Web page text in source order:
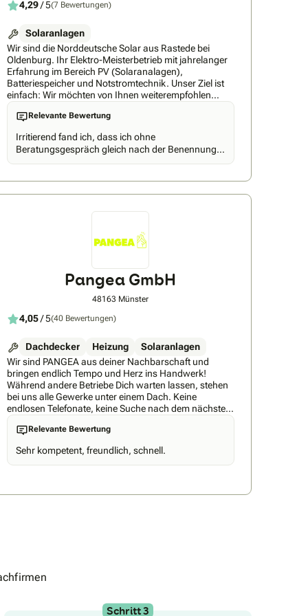
4,29/ 5(7 Bewertungen)
Solaranlagen
Wir sind die Norddeutsche Solar aus Rastede bei
Oldenburg. Ihr Elektro-Meisterbetrieb mit jahrelanger
Erfahrung im Bereich PV (Solaranalagen),
Batteriespeicher und Notstromtechnik. Unser Ziel ist
einfach: Wir möchten von Ihnen weiterempfohlen
werden. Dafür geben wir 100% jeden Tag. Wir bauen
jeden Tag Solaranlagen, Speicher und Notstrom auf.
wie ein Schweizer Uhrwerk. Fragen Sie unsere
Kunden. Wir freuen uns auf Ihre Anfrage. Ihr Team von
der Norddeutschen Solar
Relevante Bewertung
Irritierend fand ich, dass ich ohne
Beratungsgespräch gleich nach der Benennung
Gesamtpreis dargestellt. Auf weitere Nachfrage
Solarmodul und der Preis für den Speicher
Pangea GmbH
48163 Münster
4,05/ 5(40 Bewertungen)
Dachdecker Heizung
Solaranlagen
Wir sind PANGEA aus deiner Nachbarschaft und
bringen endlich Tempo und Herz ins Handwerk!
Während andere Betriebe Dich warten lassen, stehen
bei uns alle Gewerke unter einem Dach. Keine
endlosen Telefonate, keine Suche nach dem nächsten
Handwerker, keine Unsicherheit mehr. Du bekommst
einen Partner, der alles macht – von der ersten Idee bis
besten Handwerker. Mit unserem PANGEA Fahrplan
schauen wir uns das ganze Haus an. So passt am
Relevante Bewertung
Sehr kompetent, freundlich, schnell.
Schritt 3